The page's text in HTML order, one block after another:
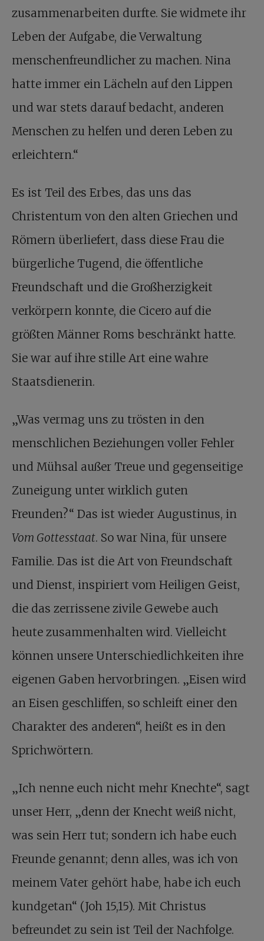
zusammenarbeiten durfte. Sie widmete ihr
Leben der Aufgabe, die Verwaltung
menschenfreundlicher zu machen. Nina
hatte immer ein Lächeln auf den Lippen
und war stets darauf bedacht, anderen
Menschen zu helfen und deren Leben zu
erleichtern.“
Es ist Teil des Erbes, das uns das
Christentum von den alten Griechen und
Römern überliefert, dass diese Frau die
bürgerliche Tugend, die öffentliche
Freundschaft und die Großherzigkeit
verkörpern konnte, die Cicero auf die
größten Männer Roms beschränkt hatte.
Sie war auf ihre stille Art eine wahre
Staatsdienerin.
„Was vermag uns zu trösten in den
menschlichen Beziehungen voller Fehler
und Mühsal außer Treue und gegenseitige
Zuneigung unter wirklich guten
Freunden?“ Das ist wieder Augustinus, in
Vom Gottesstaat. So war Nina, für unsere
Familie. Das ist die Art von Freundschaft
und Dienst, inspiriert vom Heiligen Geist,
die das zerrissene zivile Gewebe auch
heute zusammenhalten wird. Vielleicht
können unsere Unterschiedlichkeiten ihre
eigenen Gaben hervorbringen. „Eisen wird
an Eisen geschliffen, so schleift einer den
Charakter des anderen“, heißt es in den
Sprichwörtern.
„Ich nenne euch nicht mehr Knechte“, sagt
unser Herr, „denn der Knecht weiß nicht,
was sein Herr tut; sondern ich habe euch
Freunde genannt; denn alles, was ich von
meinem Vater gehört habe, habe ich euch
kundgetan“ (Joh 15,15). Mit Christus
befreundet zu sein ist Teil der Nachfolge.